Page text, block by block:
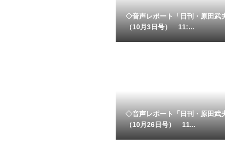
◇音声レポート「日刊・原田武
（10月3日号） 11:...
◇音声レポート「日刊・原田武
（10月26日号） 11...